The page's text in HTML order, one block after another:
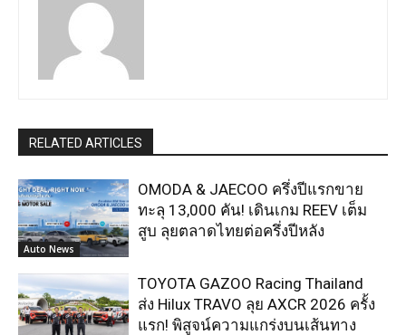
RELATED ARTICLES
Auto News
OMODA & JAECOO ครึ่งปีแรกขาย
ทะลุ 13,000 คัน! เดินเกม REEV เต็ม
สูบ ลุยตลาดไทยต่อครึ่งปีหลัง
TOYOTA GAZOO Racing Thailand
ส่ง Hilux TRAVO ลุย AXCR 2026 ครั้ง
แรก! พิสูจน์ความแกร่งบนเส้นทาง